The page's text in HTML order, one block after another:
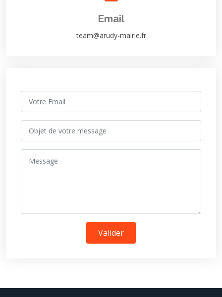
Email
team@arudy-mairie.fr
Valider